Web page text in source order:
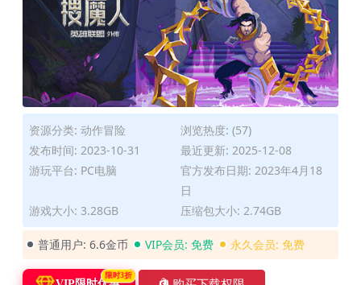
资源分类: 动作冒险
浏览热度: (57)
发布时间: 2023-10-31
最近更新: 2025-12-08
游玩平台: PC电脑
官方发布日期: 2023年4月18
日
游戏大小: 3.28GB
压缩包大小: 2.74GB
普通用户: 6.6金币 VIP会员: 免费 永久会员: 免费
限时3折